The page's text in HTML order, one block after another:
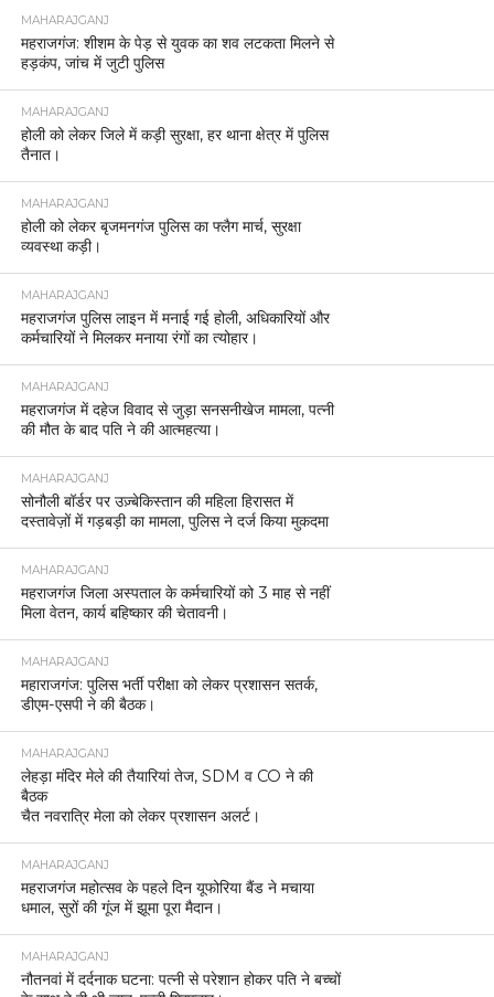
MAHARAJGANJ
महराजगंज: शीशम के पेड़ से युवक का शव लटकता मिलने से
हड़कंप, जांच में जुटी पुलिस
MAHARAJGANJ
होली को लेकर जिले में कड़ी सुरक्षा, हर थाना क्षेत्र में पुलिस
तैनात।
MAHARAJGANJ
होली को लेकर बृजमनगंज पुलिस का फ्लैग मार्च, सुरक्षा
व्यवस्था कड़ी।
MAHARAJGANJ
महराजगंज पुलिस लाइन में मनाई गई होली, अधिकारियों और
कर्मचारियों ने मिलकर मनाया रंगों का त्योहार।
MAHARAJGANJ
महराजगंज में दहेज विवाद से जुड़ा सनसनीखेज मामला, पत्नी
की मौत के बाद पति ने की आत्महत्या।
MAHARAJGANJ
सोनौली बॉर्डर पर उज़्बेकिस्तान की महिला हिरासत में
दस्तावेज़ों में गड़बड़ी का मामला, पुलिस ने दर्ज किया मुकदमा
MAHARAJGANJ
महराजगंज जिला अस्पताल के कर्मचारियों को 3 माह से नहीं
मिला वेतन, कार्य बहिष्कार की चेतावनी।
MAHARAJGANJ
महाराजगंज: पुलिस भर्ती परीक्षा को लेकर प्रशासन सतर्क,
डीएम-एसपी ने की बैठक।
MAHARAJGANJ
लेहड़ा मंदिर मेले की तैयारियां तेज, SDM व CO ने की
बैठक
चैत नवरात्रि मेला को लेकर प्रशासन अलर्ट।
MAHARAJGANJ
महराजगंज महोत्सव के पहले दिन यूफोरिया बैंड ने मचाया
धमाल, सुरों की गूंज में झूमा पूरा मैदान।
MAHARAJGANJ
नौतनवां में दर्दनाक घटना: पत्नी से परेशान होकर पति ने बच्चों